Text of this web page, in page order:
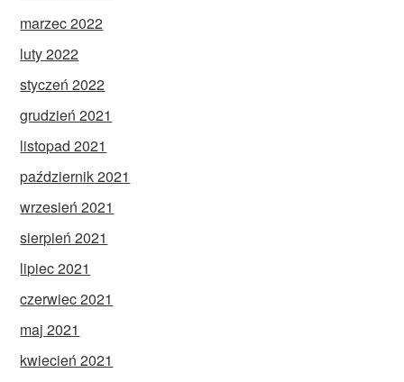
marzec 2022
luty 2022
styczeń 2022
grudzień 2021
listopad 2021
październik 2021
wrzesień 2021
sierpień 2021
lipiec 2021
czerwiec 2021
maj 2021
kwiecień 2021